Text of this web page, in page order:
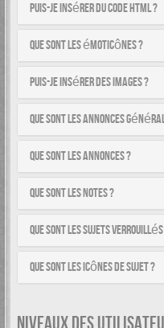
Puis-je insérer du code HTML ?
Que sont les émoticônes ?
Puis-je insérer des images ?
Que sont les annonces
Que sont les annonces ?
Que sont les notes ?
Que sont les sujets verrouillés
Que sont les icônes de sujet ?